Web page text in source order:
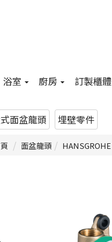
浴室 廚房 訂製櫃體
面盆龍頭 埋壁零件
面盆龍頭 HANSGROHE